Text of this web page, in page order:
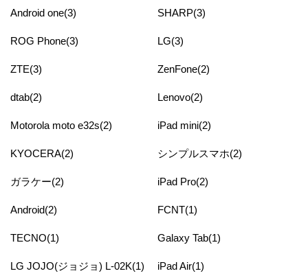
Android one(3) SHARP(3)
ROG Phone(3) LG(3)
ZTE(3) ZenFone(2)
dtab(2) Lenovo(2)
Motorola moto e32s(2) iPad mini(2)
KYOCERA(2) シンプルスマホ(2)
ガラケー(2) iPad Pro(2)
Android(2) FCNT(1)
TECNO(1) Galaxy Tab(1)
LG JOJO(ジョジョ) L-02K(1) iPad Air(1)